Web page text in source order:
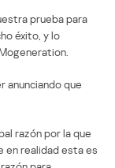
prueba para
éxito, y lo
anunciando que
razón por la que
en realidad esta es